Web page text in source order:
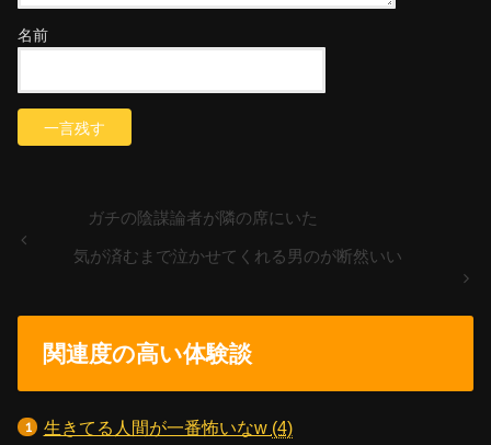
名前
ガチの陰謀論者が隣の席にいた
気が済むまで泣かせてくれる男のが断然いい
関連度の高い体験談
生きてる人間が一番怖いなw (4)